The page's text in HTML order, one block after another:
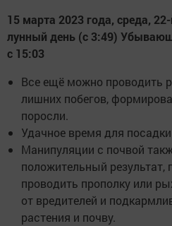
15 марта 2023 года, среда,
лунный день (с 3:49)
с 15:03
Все ещё можно проводить
лишних побегов,
поросли.
Удачное время для
Манипуляции с почвой
положительный
проводить прополку или
от вредителей и
растения и почву.